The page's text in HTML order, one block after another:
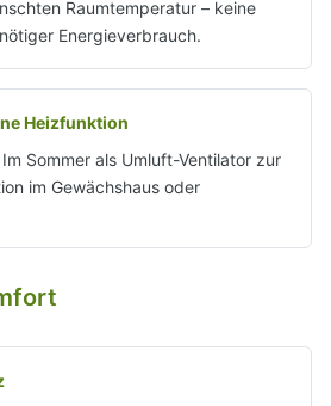
Raumtemperatur – keine
Energieverbrauch.
Heizfunktion
Sommer als Umluft-Ventilator zur
im Gewächshaus oder